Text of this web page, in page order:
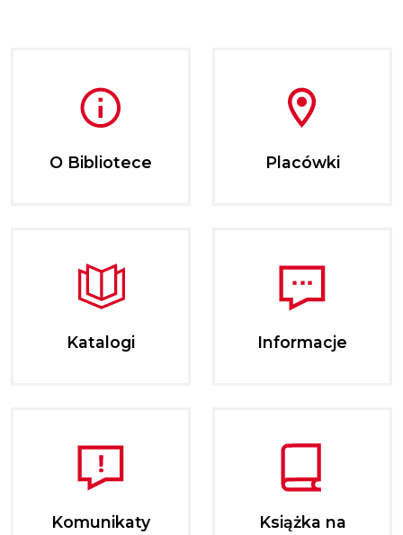
O Bibliotece Placówki
Katalogi Informacje
Komunikaty
Książka na